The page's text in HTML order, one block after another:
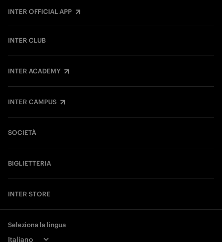
INTER OFFICIAL APP
INTER CLUB
INTER ACADEMY
INTER CAMPUS
SOCIETÀ
BIGLIETTERIA
INTER STORE
Seleziona la lingua